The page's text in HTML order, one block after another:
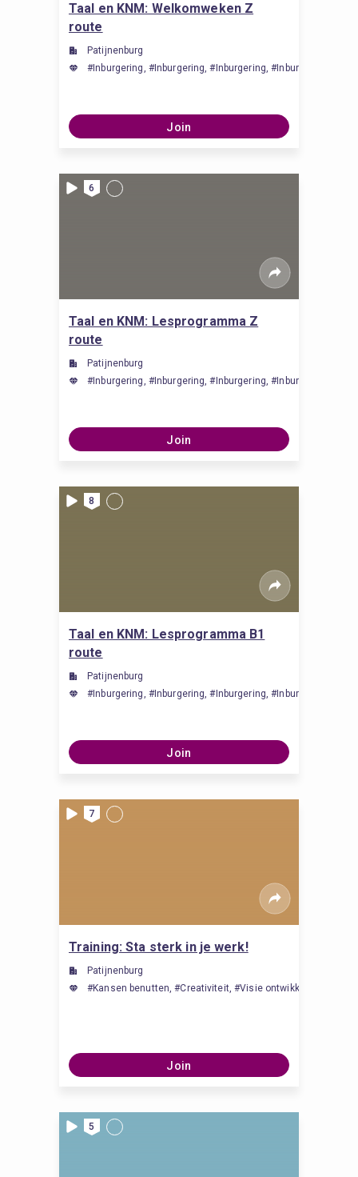
Taal en KNM: Welkomweken Z
route
Patijnenburg
#Inburgering, #Inburgering, #Inburgering, #Inburgering,
Join
6
Taal en KNM: Lesprogramma Z
route
Patijnenburg
#Inburgering, #Inburgering, #Inburgering, #Inburgering,
Join
8
Taal en KNM: Lesprogramma B1
route
Patijnenburg
#Inburgering, #Inburgering, #Inburgering, #Inburgering,
Join
7
Training: Sta sterk in je werk!
Patijnenburg
#Kansen benutten, #Creativiteit, #Visie ontwikkelen,
Join
5